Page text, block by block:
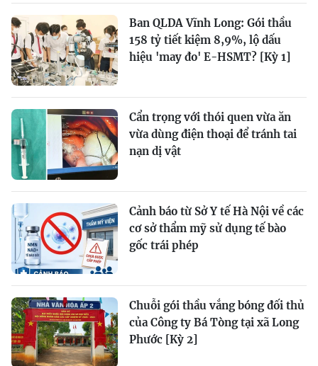
Ban QLDA Vĩnh Long: Gói thầu
158 tỷ tiết kiệm 8,9%, lộ dấu
hiệu 'may đo' E-HSMT? [Kỳ 1]
Cẩn trọng với thói quen vừa ăn
vừa dùng điện thoại để tránh tai
nạn dị vật
Cảnh báo từ Sở Y tế Hà Nội về các
cơ sở thẩm mỹ sử dụng tế bào
gốc trái phép
Chuỗi gói thầu vắng bóng đối thủ
của Công ty Bá Tòng tại xã Long
Phước [Kỳ 2]